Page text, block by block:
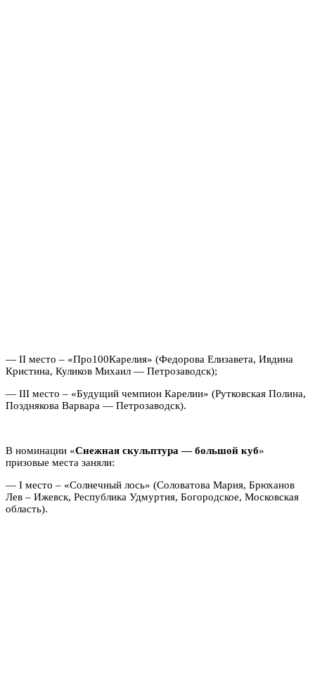
— II место – «Про100Карелия» (Федорова Елизавета, Ивдина
Кристина, Куликов Михаил — Петрозаводск);
— III место – «Будущий чемпион Карелии» (Рутковская Полина,
Позднякова Варвара — Петрозаводск).
В номинации «Снежная скульптура — большой куб»
призовые места заняли:
— I место – «Солнечный лось» (Соловатова Мария, Брюханов
Лев – Ижевск, Республика Удмуртия, Богородское, Московская
область).